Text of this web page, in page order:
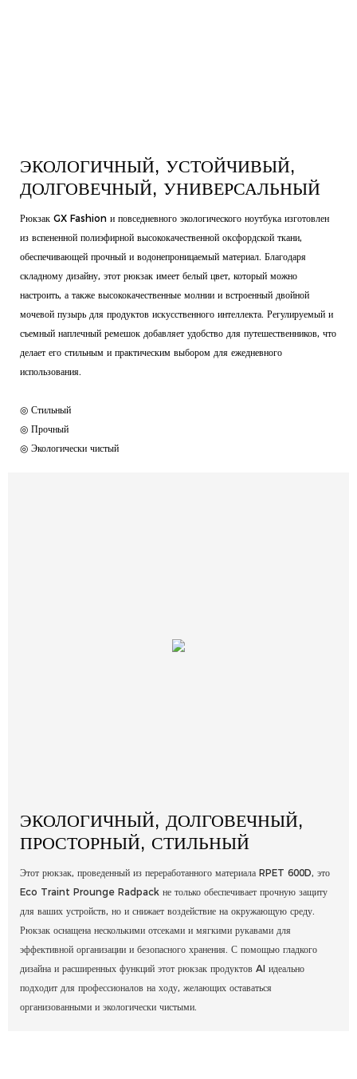
ЭКОЛОГИЧНЫЙ, УСТОЙЧИВЫЙ,
ДОЛГОВЕЧНЫЙ, УНИВЕРСАЛЬНЫЙ
Рюкзак GX Fashion и повседневного экологического ноутбука изготовлен
из вспененной полиэфирной высококачественной оксфордской ткани,
обеспечивающей прочный и водонепроницаемый материал. Благодаря
складному дизайну, этот рюкзак имеет белый цвет, который можно
настроить, а также высококачественные молнии и встроенный двойной
мочевой пузырь для продуктов искусственного интеллекта. Регулируемый и
съемный наплечный ремешок добавляет удобство для путешественников, что
делает его стильным и практическим выбором для ежедневного
использования.
◎ Стильный
◎ Прочный
◎ Экологически чистый
ЭКОЛОГИЧНЫЙ, ДОЛГОВЕЧНЫЙ,
ПРОСТОРНЫЙ, СТИЛЬНЫЙ
Этот рюкзак, проведенный из переработанного материала RPET 600D, это
Eco Traint Prounge Radpack не только обеспечивает прочную защиту
для ваших устройств, но и снижает воздействие на окружающую среду.
Рюкзак оснащена несколькими отсеками и мягкими рукавами для
эффективной организации и безопасного хранения. С помощью гладкого
дизайна и расширенных функций этот рюкзак продуктов AI идеально
подходит для профессионалов на ходу, желающих оставаться
организованными и экологически чистыми.